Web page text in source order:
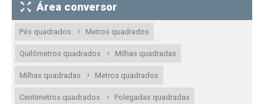
Área conversor
Pés quadrados Metros quadrados
Quilômetros quadrados Milhas quadradas
Milhas quadradas Metros quadrados
Centímetros quadrados Polegadas quadradas